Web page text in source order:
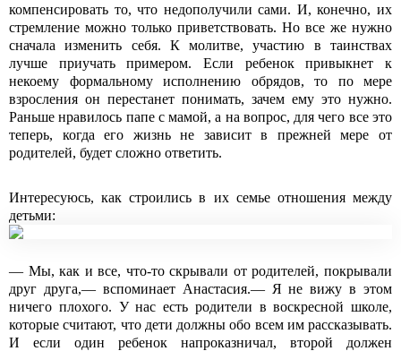
компенсировать то, что недополучили сами. И, конечно, их
стремление можно только приветствовать. Но все же нужно
сначала изменить себя. К молитве, участию в таинствах
лучше приучать примером. Если ребенок привыкнет к
некоему формальному исполнению обрядов, то по мере
взросления он перестанет понимать, зачем ему это нужно.
Раньше нравилось папе с мамой, а на вопрос, для чего все это
теперь, когда его жизнь не зависит в прежней мере от
родителей, будет сложно ответить.
Интересуюсь, как строились в их семье отношения между
детьми:
― Мы, как и все, что-то скрывали от родителей, покрывали
друг друга,― вспоминает Анастасия.― Я не вижу в этом
ничего плохого. У нас есть родители в воскресной школе,
которые считают, что дети должны обо всем им рассказывать.
И если один ребенок напроказничал, второй должен